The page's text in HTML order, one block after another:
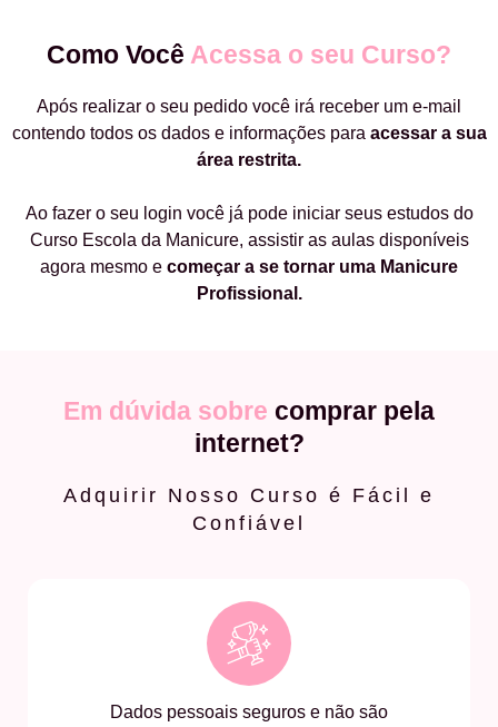
Como Você Acessa o seu Curso?
Após realizar o seu pedido você irá receber um e-mail
contendo todos os dados e informações para acessar a sua
área restrita.
Ao fazer o seu login você já pode iniciar seus estudos do
Curso Escola da Manicure, assistir as aulas disponíveis
agora mesmo e começar a se tornar uma Manicure
Profissional.
Em dúvida sobre comprar pela
internet?
Adquirir Nosso Curso é Fácil e
Confiável
Dados pessoais seguros e não são